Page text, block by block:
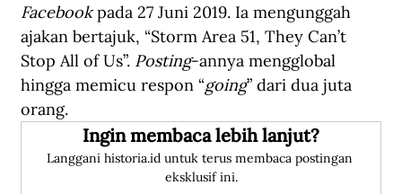
Facebook pada 27 Juni 2019. Ia mengunggah
ajakan bertajuk, “Storm Area 51, They Can’t
Stop All of Us”. Posting-annya mengglobal
hingga memicu respon “going” dari dua juta
orang.
Ingin membaca lebih lanjut?
Langgani historia.id untuk terus membaca postingan
eksklusif ini.